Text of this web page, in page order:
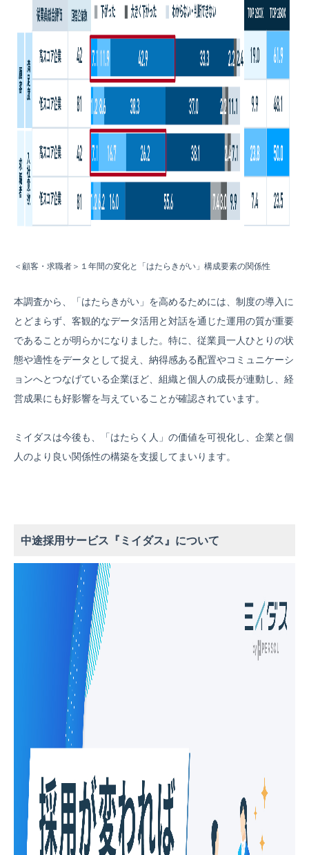
＜顧客・求職者＞１年間の変化と「はたらきがい」構成要素の関係性
本調査から、「はたらきがい」を高めるためには、制度の導入に
とどまらず、客観的なデータ活用と対話を通じた運用の質が重要
であることが明らかになりました。特に、従業員一人ひとりの状
態や適性をデータとして捉え、納得感ある配置やコミュニケーシ
ョンへとつなげている企業ほど、組織と個人の成長が連動し、経
営成果にも好影響を与えていることが確認されています。
ミイダスは今後も、「はたらく人」の価値を可視化し、企業と個
人のより良い関係性の構築を支援してまいります。
中途採用サービス『ミイダス』について